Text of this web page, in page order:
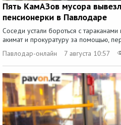
Пять КамАЗов мусора
пенсионерки в Павлодаре
Соседи устали бороться с
акимат и прокуратуру за помощью,
Павлодар-онлайн
7 августа 10:57